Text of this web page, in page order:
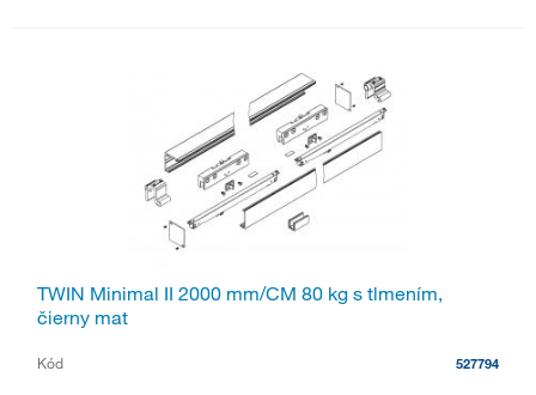
TWIN Minimal II 2000 mm/CM 80 kg s tlmením,
čierny mat
Kód 527794